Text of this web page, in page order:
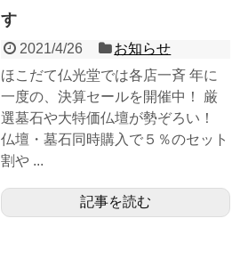
す
2021/4/26
お知らせ
ほこだて仏光堂では各店一斉 年に
一度の、決算セールを開催中！ 厳
選墓石や大特価仏壇が勢ぞろい！
仏壇・墓石同時購入で５％のセット
割や ...
記事を読む